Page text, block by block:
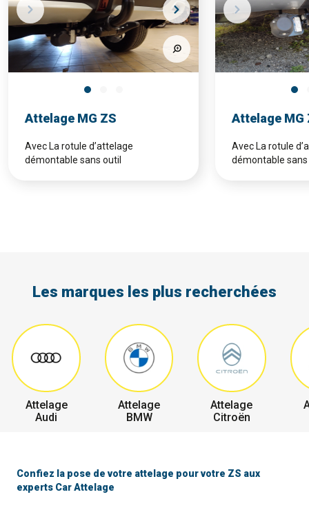
Attelage MG ZS
Avec La rotule d’attelage
démontable sans outil
Attelage MG
Avec La rotule
démontable
Les marques les plus recherchées
Attelage
Audi
Attelage
BMW
Attelage
Citroën
Confiez la pose de votre attelage pour votre ZS aux
experts Car Attelage